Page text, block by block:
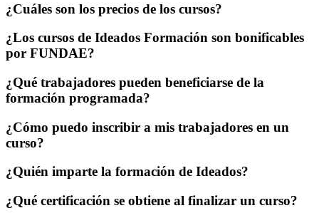
¿Cuáles son los precios de los cursos?
¿Los cursos de Ideados Formación son bonificables
por FUNDAE?
¿Qué trabajadores pueden beneficiarse de la
formación programada?
¿Cómo puedo inscribir a mis trabajadores en un
curso?
¿Quién imparte la formación de Ideados?
¿Qué certificación se obtiene al finalizar un curso?